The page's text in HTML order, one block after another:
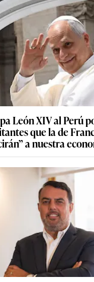
León XIV al Perú
que la de
a nuestra